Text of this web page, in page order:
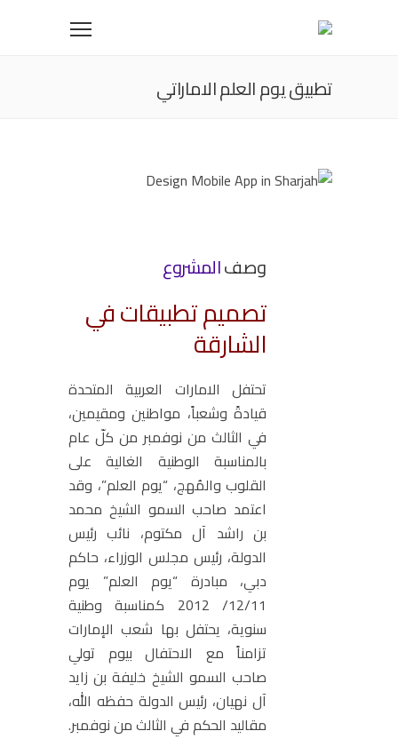
تطبيق يوم العلم الاماراتي
وصفالمشروع
تصميم تطبيقات في
الشارقة
تحتفل الامارات العربية المتحدة
قيادةً وشعباً، مواطنين ومقيمين،
في الثالث من نوفمبر من كلّ عام
بالمناسبة الوطنية الغالية على
القلوب والمُهج، “يوم العلم”، وقد
اعتمد صاحب السمو الشيخ محمد
بن راشد آل مكتوم، نائب رئيس
الدولة، رئيس مجلس الوزراء، حاكم
دبي، مبادرة “يوم العلم” يوم
12/11/ 2012 كمناسبة وطنية
سنوية، يحتفل بها شعب الإمارات
تزامناً مع الاحتفال بيوم تولي
صاحب السمو الشيخ خليفة بن زايد
آل نهيان، رئيس الدولة حفظه الله،
مقاليد الحكم في الثالث من نوفمبر.